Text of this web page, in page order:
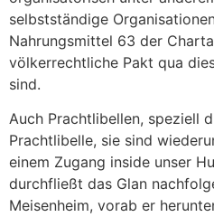
selbstständige
Nahrungsmittel 63 der
völkerrechtliche Pakt qua
sind.
Auch Prachtlibellen, speziell
Prachtlibelle, sie sind
einem Zugang inside unser
durchfließt das Glan
Meisenheim, vorab er